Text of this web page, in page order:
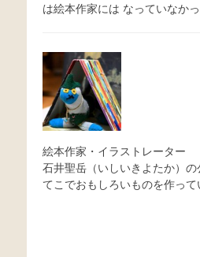
は絵本作家には なっていなかっ
絵本作家・イラストレーター
石井聖岳（いしいきよたか）
てこでおもしろいものを作っ